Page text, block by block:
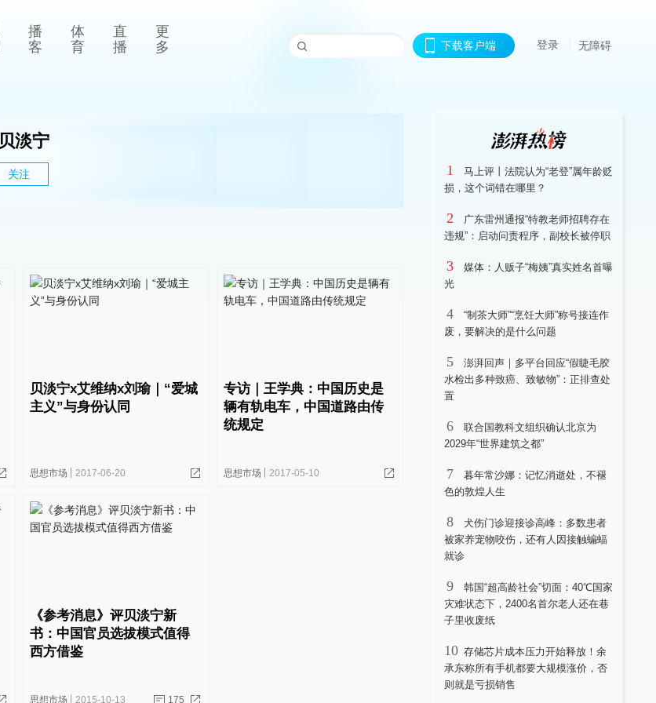
播
客
体
育
直
播
更
多
下载客户端 登录 无障碍
贝淡宁
关注
贝淡宁x艾维纳x刘瑜｜“爱城
主义”与身份认同
思想市场 2017-06-20
专访｜王学典：中国历史是
辆有轨电车，中国道路由传
统规定
思想市场 2017-05-10
《参考消息》评贝淡宁新
书：中国官员选拔模式值得
西方借鉴
思想市场 2015-10-13 175
1
马上评丨法院认为“老登”属年龄贬
损，这个词错在哪里？
2
广东雷州通报“特教老师招聘存在
违规”：启动问责程序，副校长被停职
3
媒体：人贩子“梅姨”真实姓名首曝
光
4
“制茶大师”“烹饪大师”称号接连作
废，要解决的是什么问题
5
澎湃回声｜多平台回应“假睫毛胶
水检出多种致癌、致敏物”：正排查处
置
6
联合国教科文组织确认北京为
2029年“世界建筑之都”
7
暮年常沙娜：记忆消逝处，不褪
色的敦煌人生
8
犬伤门诊迎接诊高峰：多数患者
被家养宠物咬伤，还有人因接触蝙蝠
就诊
9
韩国“超高龄社会”切面：40℃国家
灾难状态下，2400名首尔老人还在巷
子里收废纸
10 存储芯片成本压力开始释放！余
承东称所有手机都要大规模涨价，否
则就是亏损销售